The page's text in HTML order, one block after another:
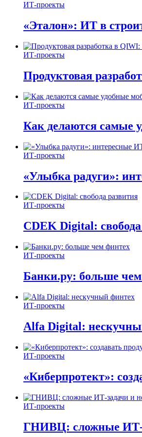
ИТ-проекты
«Эталон»: ИТ в
ИТ-проекты
Продуктовая
ИТ-проекты
Как делаются самые
ИТ-проекты
«Улыбка радуги»:
ИТ-проекты
CDEK Digital:
ИТ-проекты
Банки.ру: больше
ИТ-проекты
Alfa Digital:
ИТ-проекты
«Киберпротект»:
ИТ-проекты
ГНИВЦ: сложные